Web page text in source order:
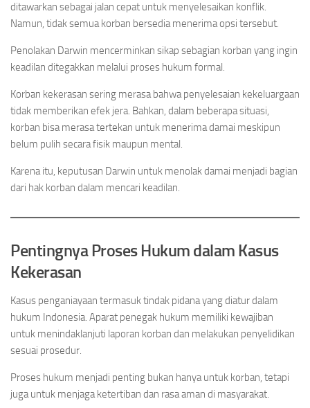
ditawarkan sebagai jalan cepat untuk menyelesaikan konflik.
Namun, tidak semua korban bersedia menerima opsi tersebut.
Penolakan Darwin mencerminkan sikap sebagian korban yang ingin
keadilan ditegakkan melalui proses hukum formal.
Korban kekerasan sering merasa bahwa penyelesaian kekeluargaan
tidak memberikan efek jera. Bahkan, dalam beberapa situasi,
korban bisa merasa tertekan untuk menerima damai meskipun
belum pulih secara fisik maupun mental.
Karena itu, keputusan Darwin untuk menolak damai menjadi bagian
dari hak korban dalam mencari keadilan.
Pentingnya Proses Hukum dalam Kasus
Kekerasan
Kasus penganiayaan termasuk tindak pidana yang diatur dalam
hukum Indonesia. Aparat penegak hukum memiliki kewajiban
untuk menindaklanjuti laporan korban dan melakukan penyelidikan
sesuai prosedur.
Proses hukum menjadi penting bukan hanya untuk korban, tetapi
juga untuk menjaga ketertiban dan rasa aman di masyarakat.